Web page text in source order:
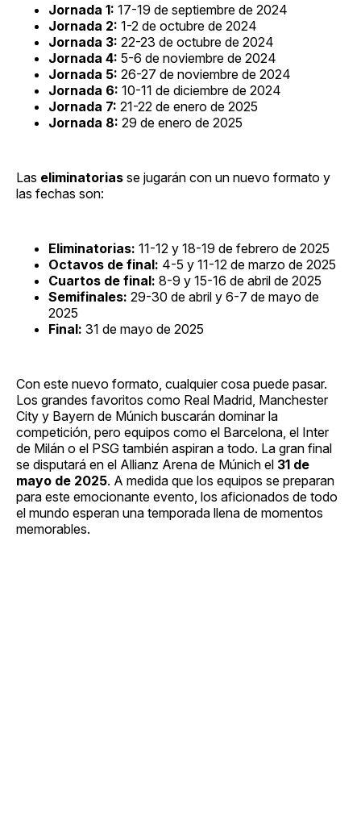
Jornada 1: 17-19 de septiembre de 2024
Jornada 2: 1-2 de octubre de 2024
Jornada 3: 22-23 de octubre de 2024
Jornada 4: 5-6 de noviembre de 2024
Jornada 5: 26-27 de noviembre de 2024
Jornada 6: 10-11 de diciembre de 2024
Jornada 7: 21-22 de enero de 2025
Jornada 8: 29 de enero de 2025
Las eliminatorias se jugarán con un nuevo formato y
las fechas son:
Eliminatorias: 11-12 y 18-19 de febrero de 2025
Octavos de final: 4-5 y 11-12 de marzo de 2025
Cuartos de final: 8-9 y 15-16 de abril de 2025
Semifinales: 29-30 de abril y 6-7 de mayo de
2025
Final: 31 de mayo de 2025
Con este nuevo formato, cualquier cosa puede pasar.
Los grandes favoritos como Real Madrid, Manchester
City y Bayern de Múnich buscarán dominar la
competición, pero equipos como el Barcelona, el Inter
de Milán o el PSG también aspiran a todo. La gran final
se disputará en el Allianz Arena de Múnich el 31 de
mayo de 2025. A medida que los equipos se preparan
para este emocionante evento, los aficionados de todo
el mundo esperan una temporada llena de momentos
memorables.